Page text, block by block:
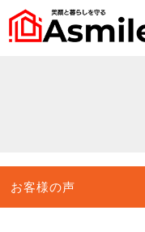
お客様の声